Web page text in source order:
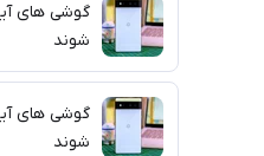
گوشی های
شوند
گوشی های
شوند